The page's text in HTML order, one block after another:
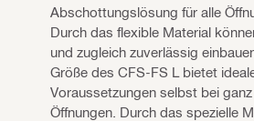
Abschottungslösung für alle
Durch das flexible Material
und zugleich zuverlässig
Größe des CFS-FS L bietet
Voraussetzungen selbst bei
Öffnungen. Durch das spezielle